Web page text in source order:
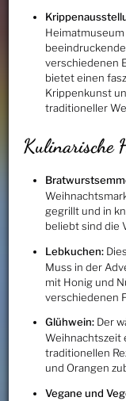
verschiedenen
bietet einen
Krippenkunst
traditioneller
Kulinarische
gegrillt und in
beliebt sind die
Lebkuchen:
Muss in der
mit Honig und
verschiedenen
Glühwein:Der
Weihnachtszeit
traditionellen
und Orangen
Vegane und